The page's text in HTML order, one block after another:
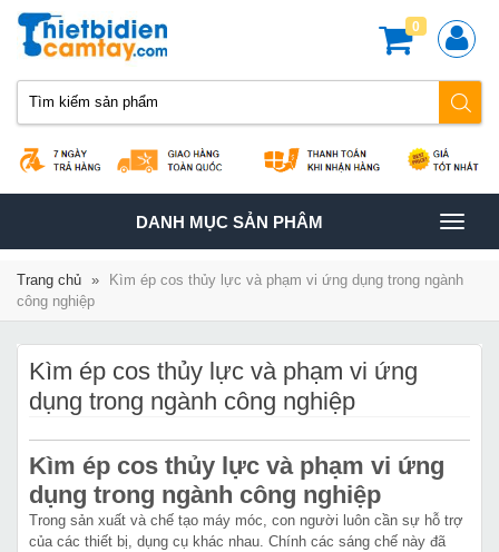
0
TOGGLE
NAVIGATION
DANH MỤC SẢN PHÂM
Trang chủ »
Kìm ép cos thủy lực và phạm vi ứng dụng trong ngành
công nghiệp
Kìm ép cos thủy lực và phạm vi ứng
dụng trong ngành công nghiệp
Kìm ép cos thủy lực và phạm vi ứng
dụng trong ngành công nghiệp
Trong sản xuất và chế tạo máy móc, con người luôn cần sự hỗ trợ
của các thiết bị, dụng cụ khác nhau. Chính các sáng chế này đã